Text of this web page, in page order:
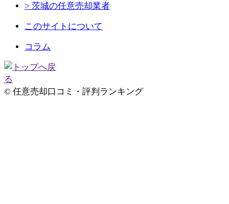
> 茨城の任意売却業者
このサイトについて
コラム
© 任意売却口コミ・評判ランキング